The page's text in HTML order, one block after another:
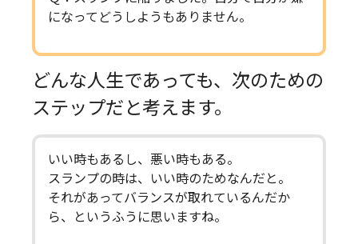
になってどうしようもありません。
どんな人生であっても、次のための
ステップだと考えます。
いい時もあるし、悪い時もある。
スランプの時は、いい時のためなんだと。
それがあってバランスが取れているんだか
ら、というふうに思いますね。